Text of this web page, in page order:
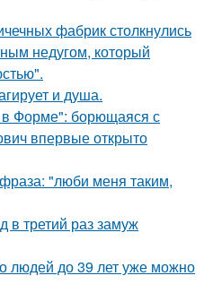
фабрик столкнулись
недугом, который
и душа.
Форме": борющаяся с
впервые открыто
"люби меня таким,
в третий раз замуж
людей до 39 лет уже можно